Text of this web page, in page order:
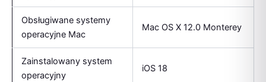
Obsługiwane systemy
operacyjne Mac
Mac OS X 12.0 Monterey
Zainstalowany system
operacyjny
iOS 18